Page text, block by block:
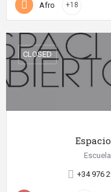
Afro +18
+34 976
CLOSED